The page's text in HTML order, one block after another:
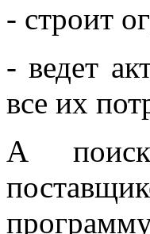
- строит
- ведет
все их
А